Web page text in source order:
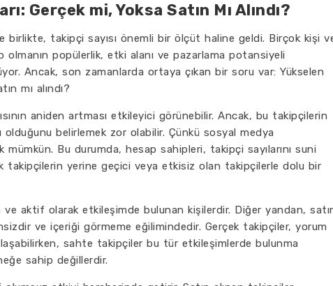
Gerçek mi, Yoksa Satın Mı Alındı?
birlikte, takipçi sayısı önemli bir ölçüt haline geldi. Birçok kişi
popülerlik, etki alanı ve pazarlama potansiyeli
Ancak, son zamanlarda ortaya çıkan bir soru var: Yükselen
mı alındı?
aniden artması etkileyici görünebilir. Ancak, bu takipçilerin
belirlemek zor olabilir. Çünkü sosyal medya
Bu durumda, hesap sahipleri, takipçi sayılarını suni
takipçilerin yerine geçici veya etkisiz olan takipçilerle dolu bir
aktif olarak etkileşimde bulunan kişilerdir. Diğer yandan,
ve içeriği görmeme eğilimindedir. Gerçek takipçiler, yorum
sahte takipçiler bu tür etkileşimlerde bulunma
sahip değillerdir.